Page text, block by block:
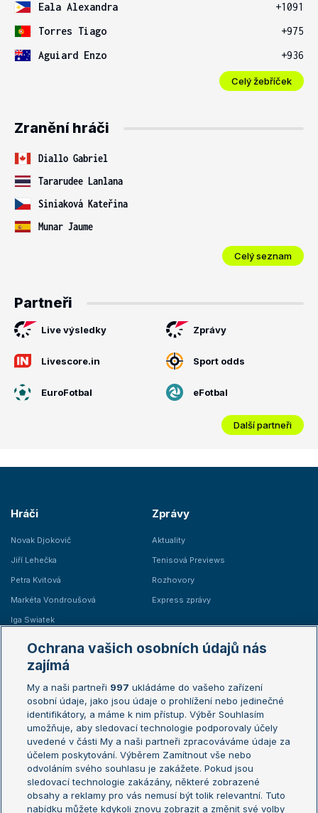
Eala Alexandra
+1091
Torres Tiago
+975
Aguiard Enzo
+936
Celý žebříček
Zranění hráči
Diallo Gabriel
Tararudee Lanlana
Siniaková Kateřina
Munar Jaume
Celý seznam
Partneři
Live výsledky Zprávy
Livescore.in Sport odds
EuroFotbal eFotbal
Další partneři
Hráči
Novak Djokovič
Jiří Lehečka
Petra Kvitová
Markéta Vondroušová
Iga Swiatek
Zprávy
Aktuality
Tenisová Previews
Rozhovory
Express zprávy
Žebříčky
Žebříček ATP (muži)
Žebříček WTA (ženy)
Sázkařský žebříček
Australian Open
French Open
Wimbledon
US Open
Turnaj mistrů
Turnaj mistryň
Aktualní trendy
Ochrana vašich osobních údajů nás
zajímá
My a naši partneři 997 ukládáme do vašeho zařízení
osobní údaje, jako jsou údaje o prohlížení nebo jedinečné
identifikátory, a máme k nim přístup. Výběr Souhlasím
umožňuje, aby sledovací technologie podporovaly účely
uvedené v části My a naši partneři zpracováváme údaje za
účelem poskytování. Výběrem Zamítnout vše nebo
odvoláním svého souhlasu je zakážete. Pokud jsou
sledovací technologie zakázány, některé zobrazené
obsahy a reklamy pro vás nemusí být tolik relevantní. Tuto
nabídku můžete kdykoli znovu zobrazit a změnit své volby